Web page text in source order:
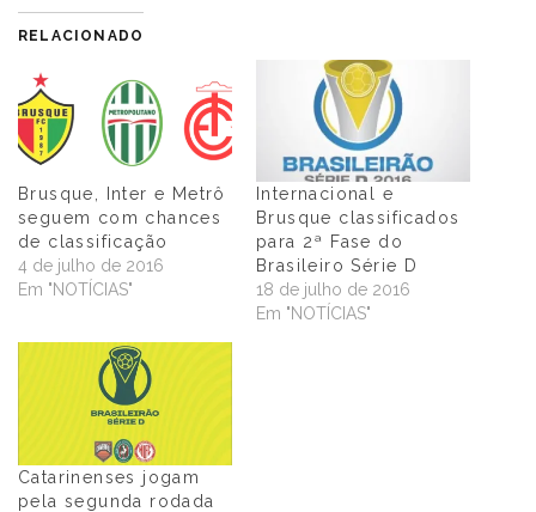
RELACIONADO
Brusque, Inter e Metrô
seguem com chances
de classificação
4 de julho de 2016
Em "NOTÍCIAS"
Internacional e
Brusque classificados
para 2ª Fase do
Brasileiro Série D
18 de julho de 2016
Em "NOTÍCIAS"
Catarinenses jogam
pela segunda rodada